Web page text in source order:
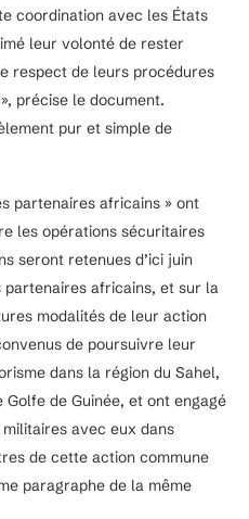
coordination avec les États
leur volonté de rester
respect de leurs procédures
précise le document.
pur et simple de
partenaires africains » ont
les opérations sécuritaires
seront retenues d’ici juin
partenaires africains, et sur la
modalités de leur action
de poursuivre leur
dans la région du Sahel,
de Guinée, et ont engagé
avec eux dans
de cette action commune
paragraphe de la même